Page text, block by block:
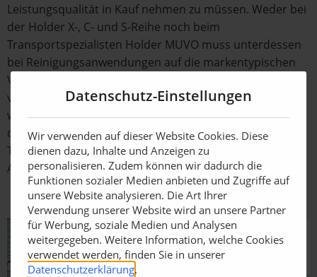
Leistungsqualität in Kauf nehmen zu müssen. Weder bei
der Holder X-, C- und S-Reihe noch beim
Transportspezialisten Holder MUVO muss unterdessen
bei Reinigungsanwendungen auf die markentypischen
Vorteile Kompaktheit, Wendigkeit und Arbeitskomfort
verzichtet werden. Die Möglichkeit zur Umrüstung für
weitere Anwendungen auf höchstem Niveau, sei es in
der Grünpflege, im Winterdienst oder bei
Transportaufgaben, runden das multifunktionale
Angebot ab.
Datenschutz-Einstellungen
Wir verwenden auf dieser Website Cookies. Diese
dienen dazu, Inhalte und Anzeigen zu
personalisieren. Zudem können wir dadurch die
Funktionen sozialer Medien anbieten und Zugriffe auf
unsere Website analysieren. Die Art Ihrer
Verwendung unserer Website wird an unsere Partner
für Werbung, soziale Medien und Analysen
weitergegeben. Weitere Information, welche Cookies
verwendet werden, finden Sie in unserer
Datenschutzerklärung.